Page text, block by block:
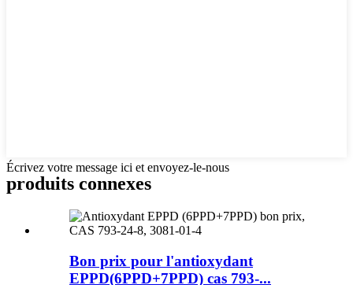
Écrivez votre message ici et envoyez-le-nous
produits connexes
Bon prix pour l'antioxydant
EPPD(6PPD+7PPD) cas 793-...